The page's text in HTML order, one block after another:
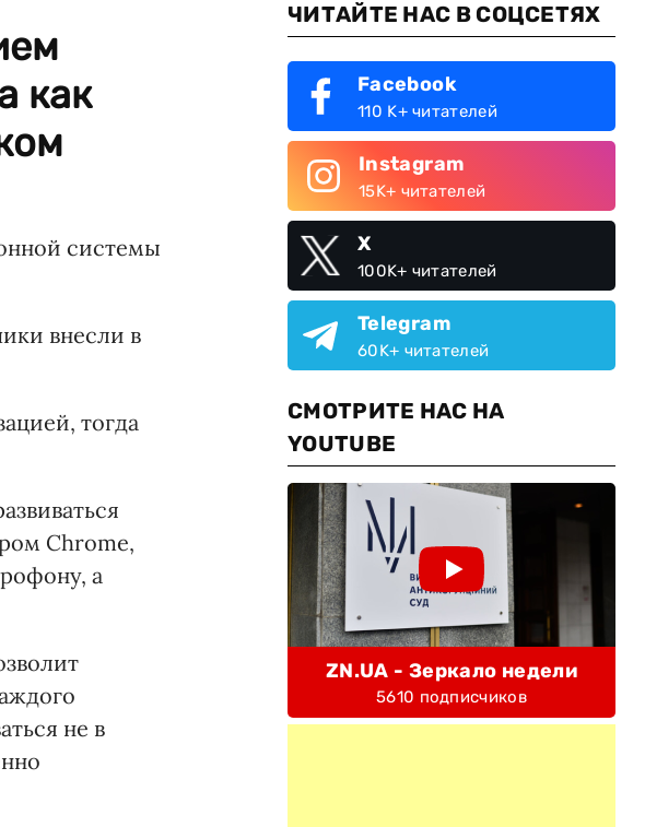
как
системы
внесли в
тогда
Chrome,
а
не в
ЧИТАЙТЕ НАС В СОЦСЕТЯХ
Facebook
110 K+ читателей
Instagram
15K+ читателей
X
100K+ читателей
Telegram
60K+ читателей
СМОТРИТЕ НАС НА
YOUTUBE
ZN.UA - Зеркало недели
5610 подписчиков